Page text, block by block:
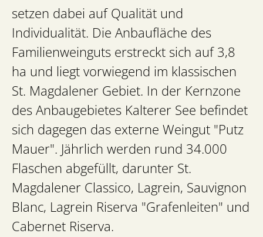
setzen dabei auf Qualität und
Individualität. Die Anbaufläche des
Familienweinguts erstreckt sich auf 3,8
ha und liegt vorwiegend im klassischen
St. Magdalener Gebiet. In der Kernzone
des Anbaugebietes Kalterer See befindet
sich dagegen das externe Weingut "Putz
Mauer". Jährlich werden rund 34.000
Flaschen abgefüllt, darunter St.
Magdalener Classico, Lagrein, Sauvignon
Blanc, Lagrein Riserva "Grafenleiten" und
Cabernet Riserva.